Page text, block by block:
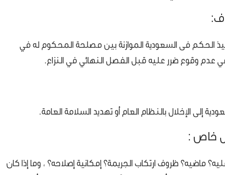
الحكم فى السعودية الموازنة بين مصلحة المحكوم له في
وقوع ضرر عليه قبل الفصل النهائي في النزاع.
إلى الإخلال بالنظام العام أو تهديد السلامة العامة.
ماضيه؟ ظروف ارتكاب الجريمة؟ إمكانية إصلاحه؟ ، وما إذا كان